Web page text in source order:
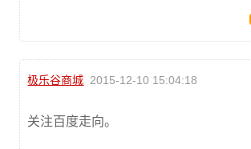
极乐谷商城 2015-12-10 15:04:18
关注百度走向。